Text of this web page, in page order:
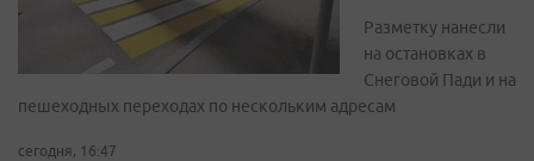
Разметку нанесли
на остановках в
Снеговой Пади и на
пешеходных переходах по нескольким адресам
сегодня, 16:47